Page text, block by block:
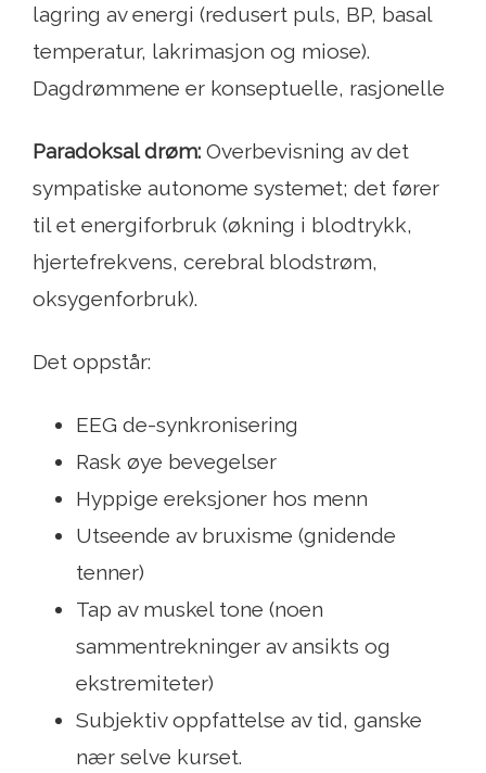
lagring av energi (redusert puls, BP, basal
temperatur, lakrimasjon og miose).
Dagdrømmene er konseptuelle, rasjonelle
Paradoksal drøm: Overbevisning av det
sympatiske autonome systemet; det fører
til et energiforbruk (økning i blodtrykk,
hjertefrekvens, cerebral blodstrøm,
oksygenforbruk).
Det oppstår:
EEG de-synkronisering
Rask øye bevegelser
Hyppige ereksjoner hos menn
Utseende av bruxisme (gnidende
tenner)
Tap av muskel tone (noen
sammentrekninger av ansikts og
ekstremiteter)
Subjektiv oppfattelse av tid, ganske
nær selve kurset.